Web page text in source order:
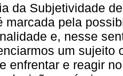
da Subjetividade
marcada pela
e, nesse
um sujeito
enfrentar e reagir